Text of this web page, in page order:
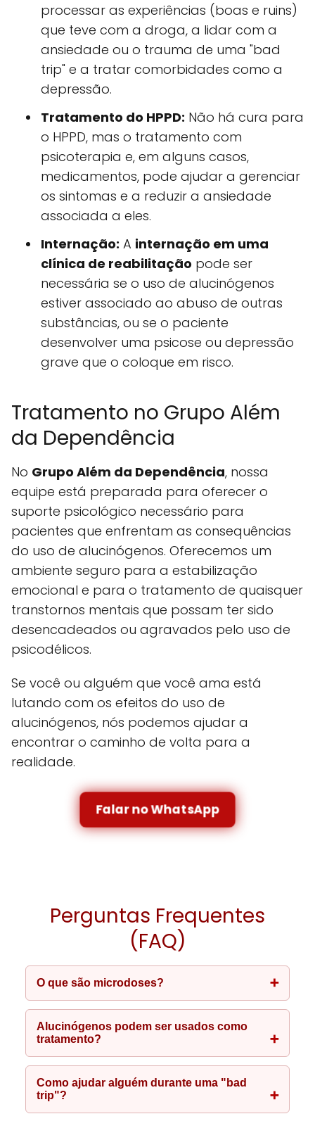
processar as experiências (boas e ruins)
que teve com a droga, a lidar com a
ansiedade ou o trauma de uma "bad
trip" e a tratar comorbidades como a
depressão.
Tratamento do HPPD: Não há cura para
o HPPD, mas o tratamento com
psicoterapia e, em alguns casos,
medicamentos, pode ajudar a gerenciar
os sintomas e a reduzir a ansiedade
associada a eles.
Internação: A internação em uma
clínica de reabilitação pode ser
necessária se o uso de alucinógenos
estiver associado ao abuso de outras
substâncias, ou se o paciente
desenvolver uma psicose ou depressão
grave que o coloque em risco.
Tratamento no Grupo Além
da Dependência
No Grupo Além da Dependência, nossa
equipe está preparada para oferecer o
suporte psicológico necessário para
pacientes que enfrentam as consequências
do uso de alucinógenos. Oferecemos um
ambiente seguro para a estabilização
emocional e para o tratamento de quaisquer
transtornos mentais que possam ter sido
desencadeados ou agravados pelo uso de
psicodélicos.
Se você ou alguém que você ama está
lutando com os efeitos do uso de
alucinógenos, nós podemos ajudar a
encontrar o caminho de volta para a
realidade.
Falar no WhatsApp
Perguntas Frequentes
(FAQ)
O que são microdoses?
Alucinógenos podem ser usados como
tratamento?
Como ajudar alguém durante uma "bad
trip"?